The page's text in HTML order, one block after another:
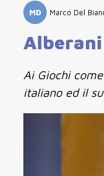
MD Marco Del
Ai Giochi
italiano ed il